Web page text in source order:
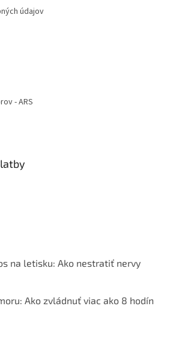
údajov
- ARS
na letisku: Ako nestratiť nervy
Ako zvládnuť viac ako 8 hodín